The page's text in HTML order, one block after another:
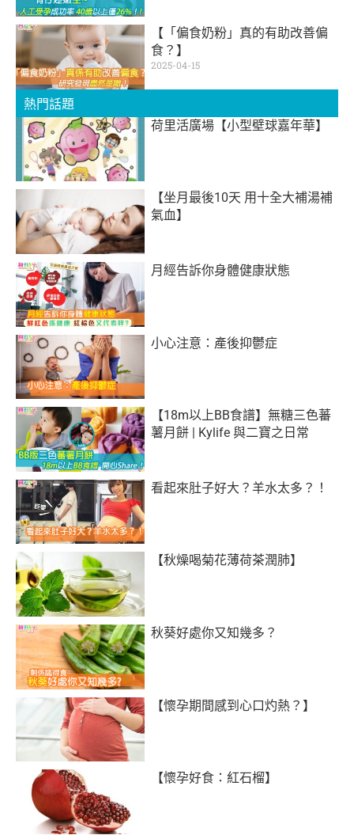
【「偏食奶粉」真的有助改善偏
食？】
2025-04-15
熱門話題
荷里活廣場【小型壁球嘉年華】
【坐月最後10天 用十全大補湯補
氣血】
月經告訴你身體健康狀態
小心注意：產後抑鬱症
【18m以上BB食譜】無糖三色蕃
薯月餅 | Kylife 與二寶之日常
看起來肚子好大？羊水太多？！
【秋燥喝菊花薄荷茶潤肺】
秋葵好處你又知幾多？
【懷孕期間感到心口灼熱？】
【懷孕好食：紅石榴】